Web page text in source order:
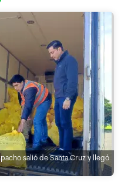
salió de Santa Cruz y llegó